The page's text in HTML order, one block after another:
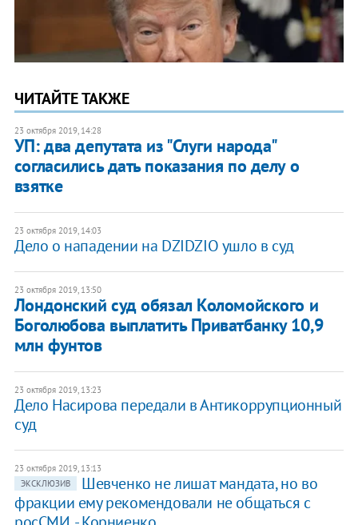
ЧИТАЙТЕ ТАКЖЕ
23 октября 2019, 14:28
УП: два депутата из "Слуги народа"
согласились дать показания по делу о
взятке
23 октября 2019, 14:03
Дело о нападении на DZIDZIO ушло в суд
23 октября 2019, 13:50
Лондонский суд обязал Коломойского и
Боголюбова выплатить Приватбанку 10,9
млн фунтов
23 октября 2019, 13:23
Дело Насирова передали в Антикоррупционный
суд
23 октября 2019, 13:13
ЭКСКЛЮЗИВ
Шевченко не лишат мандата, но во
фракции ему рекомендовали не общаться с